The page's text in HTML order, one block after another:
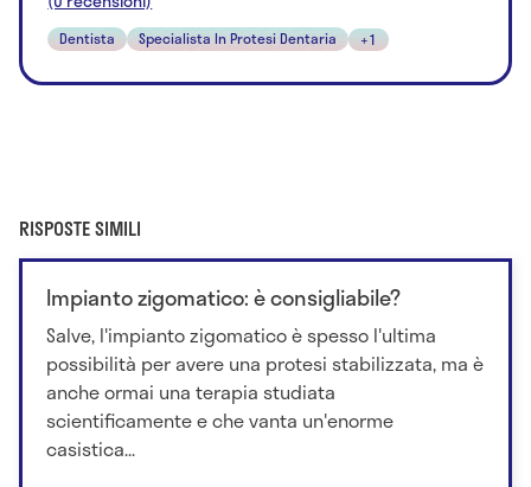
Dentista Specialista In Protesi Dentaria +1
RISPOSTE SIMILI
Impianto zigomatico: è consigliabile?
Salve, l'impianto zigomatico è spesso l'ultima
possibilità per avere una protesi stabilizzata, ma è
anche ormai una terapia studiata
scientificamente e che vanta un'enorme
casistica...